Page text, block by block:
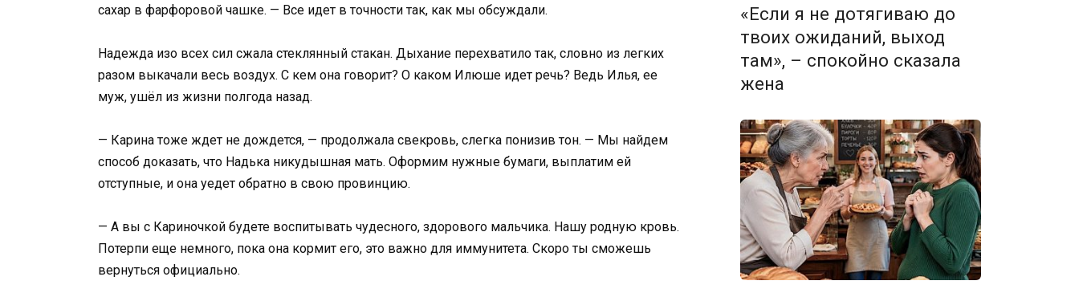
сахар в фарфоровой чашке. — Все идет в точности так, как мы обсуждали.
Надежда изо всех сил сжала стеклянный стакан. Дыхание перехватило так, словно из легких
разом выкачали весь воздух. С кем она говорит? О каком Илюше идет речь? Ведь Илья, ее
муж, ушёл из жизни полгода назад.
— Карина тоже ждет не дождется, — продолжала свекровь, слегка понизив тон. — Мы найдем
способ доказать, что Надька никудышная мать. Оформим нужные бумаги, выплатим ей
отступные, и она уедет обратно в свою провинцию.
— А вы с Кариночкой будете воспитывать чудесного, здорового мальчика. Нашу родную кровь.
Потерпи еще немного, пока она кормит его, это важно для иммунитета. Скоро ты сможешь
вернуться официально.
«Если я не дотягиваю до
твоих ожиданий, выход
там», – спокойно сказала
жена